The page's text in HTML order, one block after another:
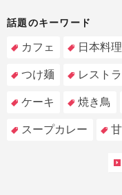
話題のキーワード
カフェ 日本料理
つけ麺 レスト
ケーキ 焼き鳥
スープカレー